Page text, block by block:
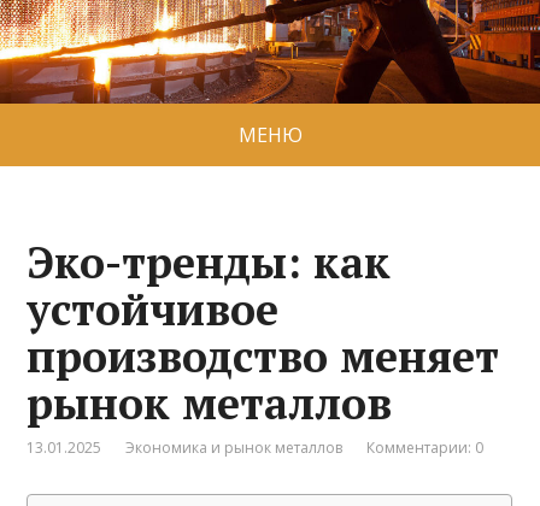
МЕНЮ
Эко-тренды: как
устойчивое
производство меняет
рынок металлов
13.01.2025 Экономика и рынок металлов Комментарии: 0